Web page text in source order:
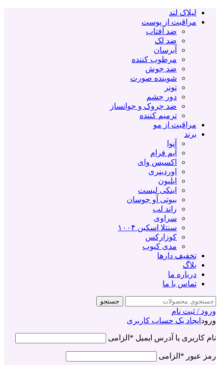
لیلاک لند
مراقبت از پوست
ضد آفتاب
ضد لک
آبرسان
مرطوب کننده
ضد جوش
شوینده صورت
تونر
دور چشم
ضد چروک و جوانساز
ترمیم کننده
مراقبت از مو
برند
آنوا
آیم فرام
اکسیس وای
اوردینری
ایلیون
اینکی لیست
بیوتی آو جوسان
راند لب
سراوی
سنتلا اسکین ۱۰۰۴
کوزارکس
مدی کیوب
تخفیف دارها
بلاگ
درباره ما
تماس با ما
جستجو
ورود / ثبت نام
ورود ایجاد یک حساب کاربری
نام کاربری یا آدرس ایمیل * الزامی
رمز عبور * الزامی